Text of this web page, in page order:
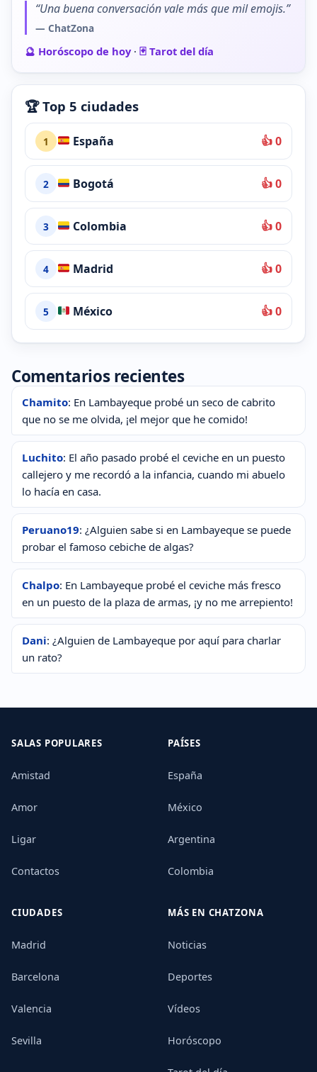
“Una buena conversación vale más que mil emojis.”
— ChatZona
🔮 Horóscopo de hoy· 🃏 Tarot del día
🏆 Top 5 ciudades
1 España 👍 0
2 Bogotá 👍 0
3 Colombia 👍 0
4 Madrid 👍 0
5 México 👍 0
Comentarios recientes
Chamito: En Lambayeque probé un seco de cabrito
que no se me olvida, ¡el mejor que he comido!
Luchito: El año pasado probé el ceviche en un puesto
callejero y me recordó a la infancia, cuando mi abuelo
lo hacía en casa.
Peruano19: ¿Alguien sabe si en Lambayeque se puede
probar el famoso cebiche de algas?
Chalpo: En Lambayeque probé el ceviche más fresco
en un puesto de la plaza de armas, ¡y no me arrepiento!
Dani: ¿Alguien de Lambayeque por aquí para charlar
un rato?
SALAS POPULARES
Amistad
Amor
Ligar
Contactos
PAÍSES
España
México
Argentina
Colombia
CIUDADES
Madrid
Barcelona
Valencia
Sevilla
MÁS EN CHATZONA
Noticias
Deportes
Vídeos
Horóscopo